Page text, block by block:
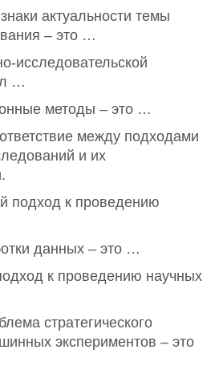
актуальности темы
– это …
исследовательской
…
методы – это …
между подходами
и их
подход к проведению
данных – это …
к проведению научных
стратегического
экспериментов – это